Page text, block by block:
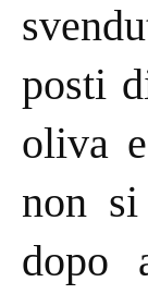
posti
oliva
non
dopo